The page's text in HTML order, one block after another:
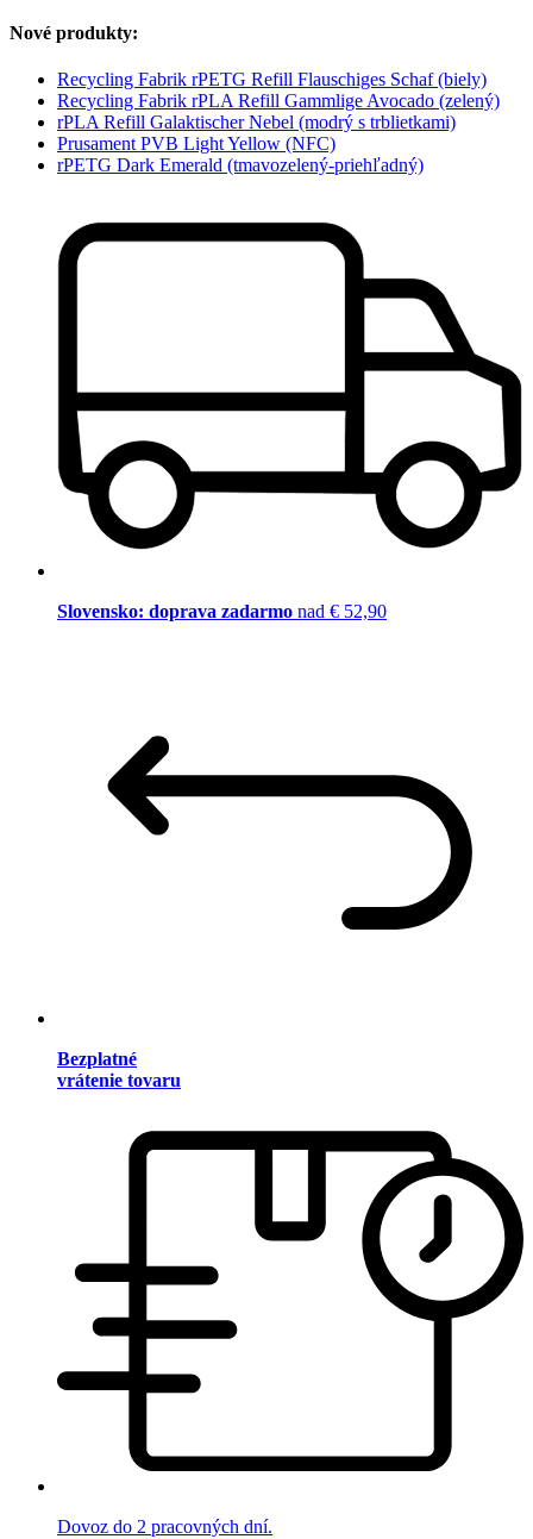
Nové produkty:
Recycling Fabrik rPETG Refill Flauschiges Schaf (biely)
Recycling Fabrik rPLA Refill Gammlige Avocado (zelený)
rPLA Refill Galaktischer Nebel (modrý s trblietkami)
Prusament PVB Light Yellow (NFC)
rPETG Dark Emerald (tmavozelený-priehľadný)
Slovensko: doprava zadarmo nad € 52,90
Bezplatné
vrátenie tovaru
Dovoz do 2 pracovných dní.